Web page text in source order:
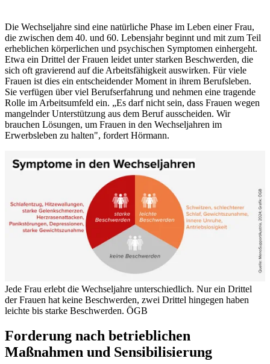
Die Wechseljahre sind eine natürliche Phase im Leben einer Frau,
die zwischen dem 40. und 60. Lebensjahr beginnt und mit zum Teil
erheblichen körperlichen und psychischen Symptomen einhergeht.
Etwa ein Drittel der Frauen leidet unter starken Beschwerden, die
sich oft gravierend auf die Arbeitsfähigkeit auswirken. Für viele
Frauen ist dies ein entscheidender Moment in ihrem Berufsleben.
Sie verfügen über viel Berufserfahrung und nehmen eine tragende
Rolle im Arbeitsumfeld ein. „Es darf nicht sein, dass Frauen wegen
mangelnder Unterstützung aus dem Beruf ausscheiden. Wir
brauchen Lösungen, um Frauen in den Wechseljahren im
Erwerbsleben zu halten", fordert Hörmann.
Jede Frau erlebt die Wechseljahre unterschiedlich. Nur ein Drittel
der Frauen hat keine Beschwerden, zwei Drittel hingegen haben
leichte bis starke Beschwerden. ÖGB
Forderung nach betrieblichen
Maßnahmen und Sensibilisierung